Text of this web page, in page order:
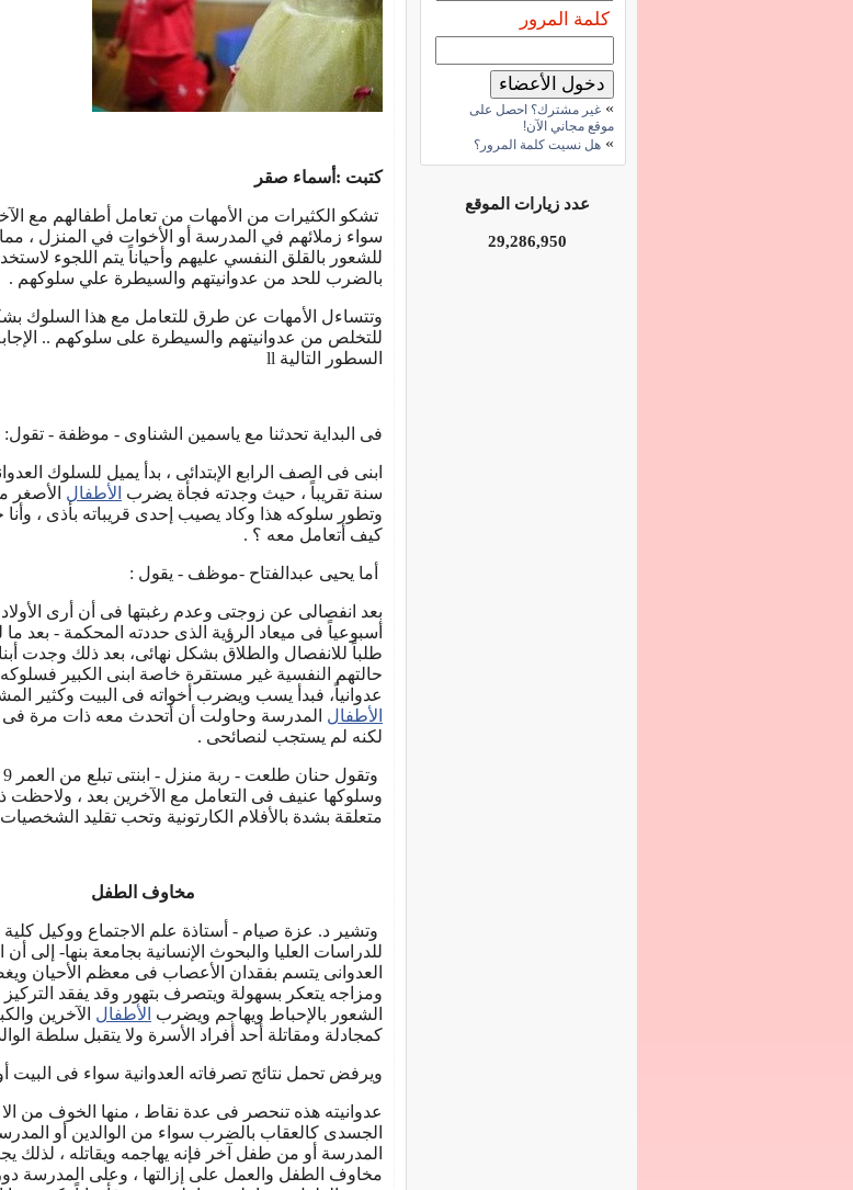
كتبت :أسماء صقر
تشكو الكثيرات من الأمهات من تعامل أطفالهم مع
سواء زملائهم في المدرسة أو الأخوات في المنزل ،
للشعور بالقلق النفسي عليهم وأحياناً يتم اللجوء
بالضرب للحد من عدوانيتهم والسيطرة علي سلوكهم .
وتتساءل الأمهات عن طرق للتعامل مع هذا السلوك
للتخلص من عدوانيتهم والسيطرة على سلوكهم ..
السطور التالية ll
فى البداية تحدثنا مع ياسمين الشناوى - موظفة - تقول:
ابنى فى الصف الرابع الإبتدائى ، بدأ يميل للسلوك
سنة تقريباً ، حيث وجدته فجأة يضرب الأطفال الأصغر
وتطور سلوكه هذا وكاد يصيب إحدى قريباته بأذى ، وأنا
كيف أتعامل معه ؟ .
أما يحيى عبدالفتاح -موظف - يقول :
بعد انفصالى عن زوجتى وعدم رغبتها فى أن أرى الأولاد
أسبوعياً فى ميعاد الرؤية الذى حددته المحكمة - بعد
طلباً للانفصال والطلاق بشكل نهائى، بعد ذلك وجدت
حالتهم النفسية غير مستقرة خاصة ابنى الكبير
عدوانياً، فبدأ يسب ويضرب أخواته فى البيت وكثير
الأطفال المدرسة وحاولت أن أتحدث معه ذات مرة فى
لكنه لم يستجب لنصائحى .
وسلوكها عنيف فى التعامل مع الآخرين بعد ، ولاحظت
متعلقة بشدة بالأفلام الكارتونية وتحب تقليد الشخصيات
مخاوف الطفل
وتشير د. عزة صيام - أستاذة علم الاجتماع ووكيل كلية
للدراسات العليا والبحوث الإنسانية بجامعة بنها- إلى
العدوانى يتسم بفقدان الأعصاب فى معظم الأحيان
ومزاجه يتعكر بسهولة ويتصرف بتهور وقد يفقد التركيز
الشعور بالإحباط ويهاجم ويضرب الأطفال الآخرين
كمجادلة ومقاتلة أحد أفراد الأسرة ولا يتقبل سلطة
ويرفض تحمل نتائج تصرفاته العدوانية سواء فى البيت
عدوانيته هذه تنحصر فى عدة نقاط ، منها الخوف من
الجسدى كالعقاب بالضرب سواء من الوالدين أو
المدرسة أو من طفل آخر فإنه يهاجمه ويقاتله ، لذلك
مخاوف الطفل والعمل على إزالتها ، وعلى المدرسة
كلمة المرور
» غير مشترك؟ احصل على
موقع مجاني الآن!
» هل نسيت كلمة المرور؟
عدد زيارات الموقع
29,286,950